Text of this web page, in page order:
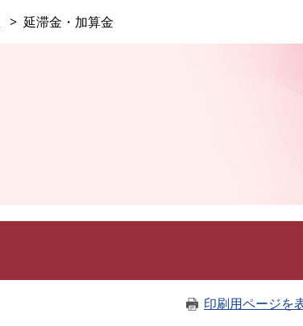
延滞金・加算金
印刷用ページを